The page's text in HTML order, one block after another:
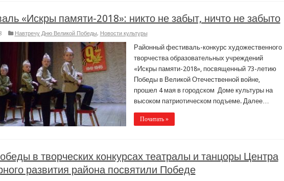
«Искры памяти-2018»: никто не забыт, ничто не забыто
Навтречу Дню Великой Победы, Новости культуры
Районный фестиваль-конкурс художественного
творчества образовательных учреждений
«Искры памяти-2018», посвященный 73-летию
Победы в Великой Отечественной войне,
прошел 4 мая в городском Доме культуры на
высоком патриотическом подъеме. Далее…
Почитать »
в творческих конкурсах театралы и танцоры Центра
развития района посвятили Победе